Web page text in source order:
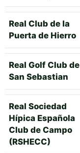
Real Club de la
Puerta de Hierro
Real Golf Club de
San Sebastian
Real Sociedad
Hípica Española
Club de Campo
(RSHECC)